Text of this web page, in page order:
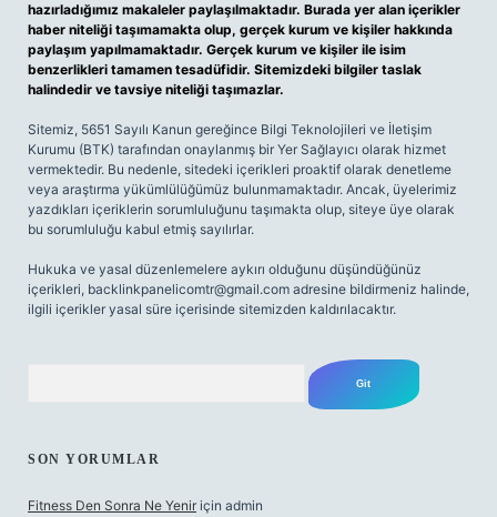
hazırladığımız makaleler paylaşılmaktadır. Burada yer alan içerikler
haber niteliği taşımamakta olup, gerçek kurum ve kişiler hakkında
paylaşım yapılmamaktadır. Gerçek kurum ve kişiler ile isim
benzerlikleri tamamen tesadüfidir. Sitemizdeki bilgiler taslak
halindedir ve tavsiye niteliği taşımazlar.
Sitemiz, 5651 Sayılı Kanun gereğince Bilgi Teknolojileri ve İletişim
Kurumu (BTK) tarafından onaylanmış bir Yer Sağlayıcı olarak hizmet
vermektedir. Bu nedenle, sitedeki içerikleri proaktif olarak denetleme
veya araştırma yükümlülüğümüz bulunmamaktadır. Ancak, üyelerimiz
yazdıkları içeriklerin sorumluluğunu taşımakta olup, siteye üye olarak
bu sorumluluğu kabul etmiş sayılırlar.
Hukuka ve yasal düzenlemelere aykırı olduğunu düşündüğünüz
içerikleri, backlinkpanelicomtr@gmail.com adresine bildirmeniz halinde,
ilgili içerikler yasal süre içerisinde sitemizden kaldırılacaktır.
SON YORUMLAR
Fitness Den Sonra Ne Yenir için admin